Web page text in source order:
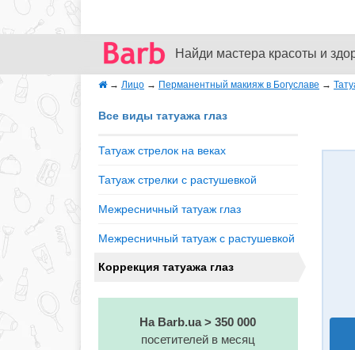
Найди мастера красоты и
→ Лицо → Перманентный макияж в Богуславе →
Все виды татуажа глаз
Татуаж стрелок на веках
Татуаж стрелки с растушевкой
Межресничный татуаж глаз
Межресничный татуаж с растушевкой
Коррекция татуажа глаз
На Barb.ua > 350 000
посетителей в месяц